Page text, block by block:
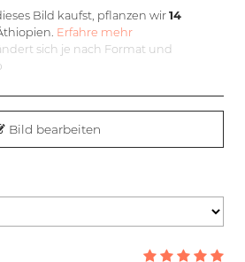
Bild kaufst, pflanzen wir 14
Erfahre mehr
sich je nach Format und
Bild bearbeiten